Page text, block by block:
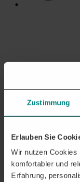
Zustimmung
Erlauben Sie
Wir nutzen Cookies
komfortabler und
Erfahrung,